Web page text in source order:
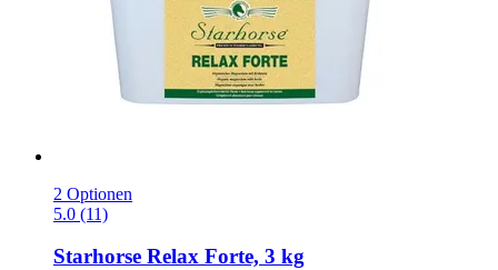
2 Optionen
5.0 (11)
Starhorse Relax Forte, 3 kg